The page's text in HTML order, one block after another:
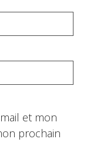
et mon
prochain